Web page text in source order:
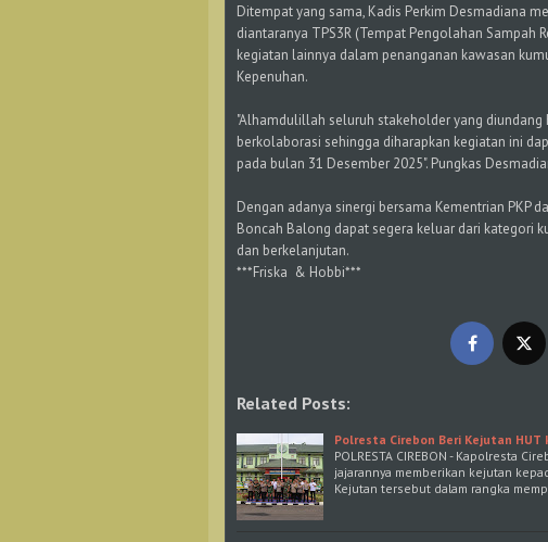
Ditempat yang sama, Kadis Perkim Desmadiana
diantaranya TPS3R (Tempat Pengolahan Sampah
kegiatan lainnya dalam penanganan kawasan
Kepenuhan.
"Alhamdulillah seluruh stakeholder yang
berkolaborasi sehingga diharapkan kegiatan ini
pada bulan 31 Desember 2025". Pungkas
Dengan adanya sinergi bersama Kementrian PKP
Boncah Balong dapat segera keluar dari kategori
dan berkelanjutan.
***Friska & Hobbi***
Related Posts:
Polresta Cirebon Beri Kejutan HUT
POLRESTA CIREBON - Kapolresta
jajarannya memberikan kejutan
Kejutan tersebut dalam rangka